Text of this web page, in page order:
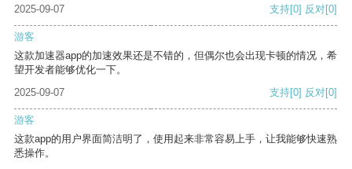
2025-09-07 支持[0] 反对[0]
游客
这款加速器app的加速效果还是不错的，但偶尔也会出现卡顿的情况，希
望开发者能够优化一下。
2025-09-07
支持[0] 反对[0]
游客
这款app的用户界面简洁明了，使用起来非常容易上手，让我能够快速熟
悉操作。